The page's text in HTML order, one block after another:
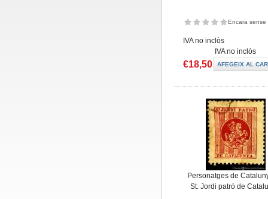
Encara sense
IVA no inclòs
IVA no inclòs
€18,50
Personatges de
St. Jordi patró de